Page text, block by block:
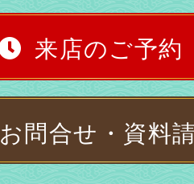
来店のご予約
お問合せ・資料